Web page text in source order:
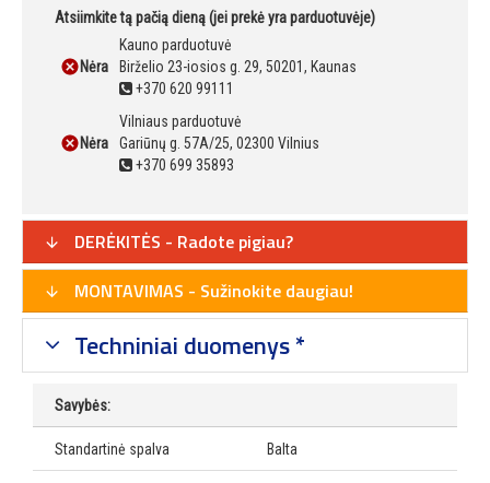
Atsiimkite tą pačią dieną (jei prekė yra parduotuvėje)
Nėra
Kauno parduotuvė
Birželio 23-iosios g. 29, 50201, Kaunas
+370 620 99111
Nėra
Vilniaus parduotuvė
Gariūnų g. 57A/25, 02300 Vilnius
+370 699 35893
DERĖKITĖS - Radote pigiau?
MONTAVIMAS - Sužinokite daugiau!
Techniniai duomenys *
Savybės:
Standartinė spalva Balta